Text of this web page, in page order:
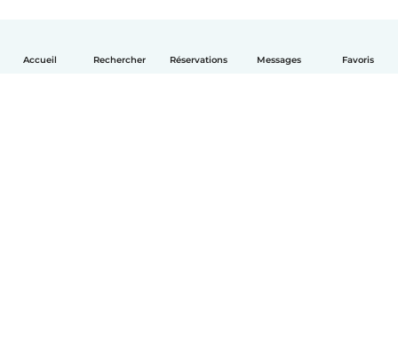
Accueil Rechercher Réservations Messages Favoris